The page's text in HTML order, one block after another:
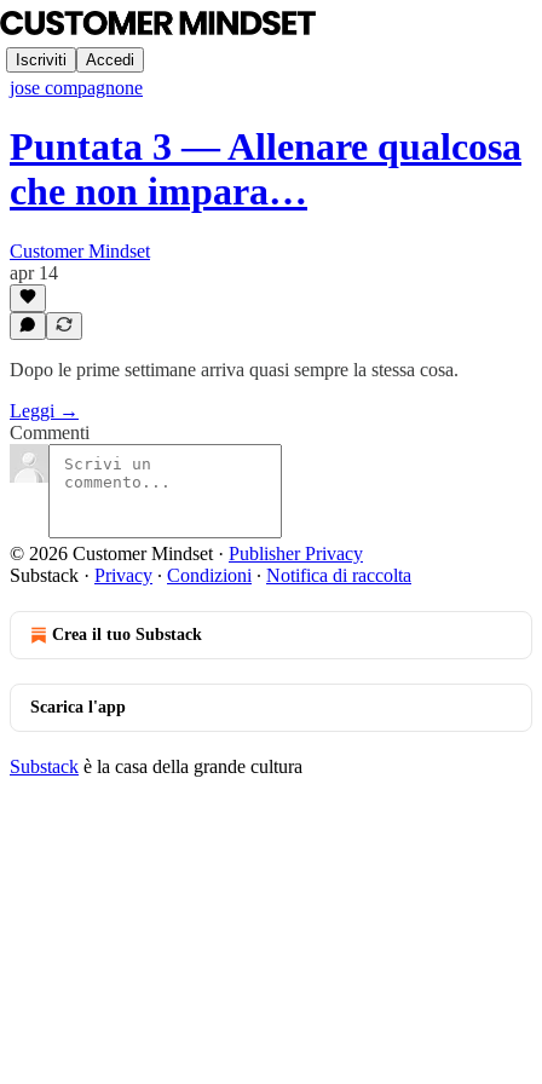
Iscriviti Accedi
jose compagnone
Puntata 3 — Allenare qualcosa
che non impara…
Customer Mindset
apr 14
Dopo le prime settimane arriva quasi sempre la stessa cosa.
Leggi →
Commenti
© 2026 Customer Mindset · Publisher Privacy
Substack · Privacy ∙ Condizioni ∙ Notifica di raccolta
Crea il tuo Substack
Scarica l'app
Substack è la casa della grande cultura